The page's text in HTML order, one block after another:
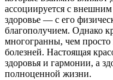
ассоциируется с
здоровье — с его
благополучием. Однако
многогранны, чем
болезней. Настоящая
здоровья и гармонии, а
полноценной жизни.